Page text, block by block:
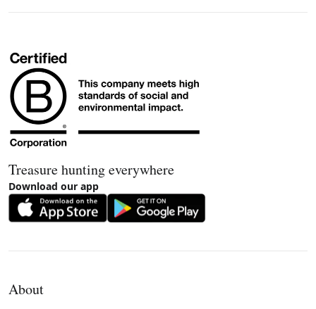
Treasure hunting everywhere
Download our app
About